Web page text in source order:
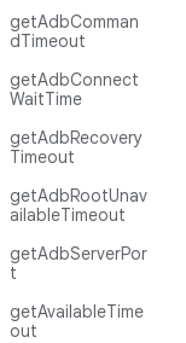
getAdbComman
dTimeout
getAdbConnect
WaitTime
getAdbRecovery
Timeout
getAdbRootUnav
ailableTimeout
getAdbServerPor
t
getAvailableTime
out